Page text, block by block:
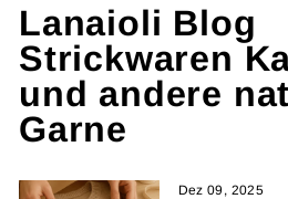
Lanaioli Blog
Strickwaren
und andere
Garne
Dez 09, 2025